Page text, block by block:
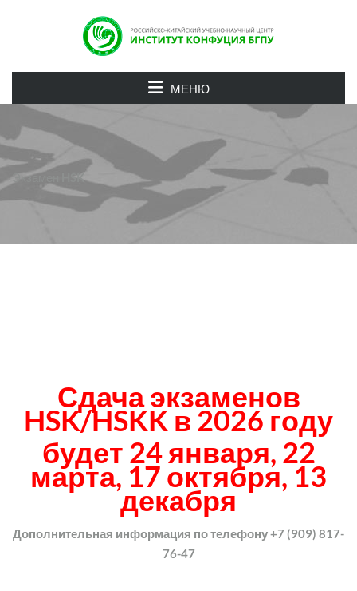
МЕНЮ
Экзамен HSK
Сдача экзаменов
HSK/HSKK в 2026 году
будет 24 января, 22
марта, 17 октября, 13
декабря
Дополнительная информация по телефону +7 (909) 817-
76-47